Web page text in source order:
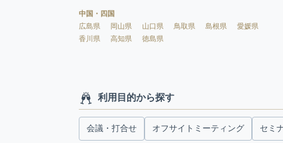
中国・四国
広島県
岡山県 山口県 鳥取県 島根県
愛媛県
香川県
高知県 徳島県
利用目的から探す
会議・打合せ オフサイトミーティング セミ